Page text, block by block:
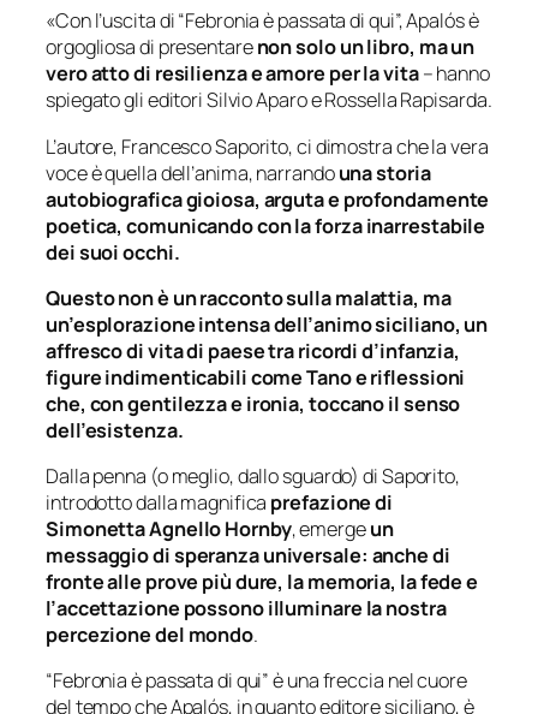
«Con l’uscita di “Febronia è passata di qui”, Apalós è
orgogliosa di presentarenon solo un libro, ma un
vero atto di resilienza e amore per la vita– hanno
spiegato gli editori Silvio Aparo e Rossella Rapisarda.
L’autore, Francesco Saporito, ci dimostra che la vera
voce è quella dell’anima, narrandouna storia
autobiografica gioiosa, arguta e profondamente
poetica, comunicando con la forza inarrestabile
dei suoi occhi.
Questo non è un racconto sulla malattia, ma
un’esplorazione intensa dell’animo siciliano, un
affresco di vita di paese tra ricordi d’infanzia,
figure indimenticabili come Tano e riflessioni
che, con gentilezza e ironia, toccano il senso
dell’esistenza.
Dalla penna (o meglio, dallo sguardo) di Saporito,
introdotto dalla magnifica prefazione di
Simonetta Agnello Hornby, emergeun
messaggio di speranza universale: anche di
fronte alle prove più dure, la memoria, la fede e
l’accettazione possono illuminare la nostra
percezione del mondo.
“Febronia è passata di qui” è una freccia nel cuore
del tempo che Apalós, in quanto editore siciliano, è